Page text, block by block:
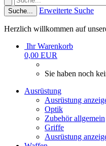
Suche... Erweiterte Suche
Herzlich willkommen auf
Ihr Warenkorb
0,00 EUR
Sie haben noch
Ausrüstung
Ausrüstung
Optik
Zubehör allgemein
Griffe
Ausrüstung